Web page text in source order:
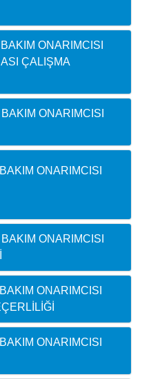
ONARIMCISI
ÇALIŞMA
ONARIMCISI
ONARIMCISI
ONARIMCISI
ONARIMCISI
ONARIMCISI